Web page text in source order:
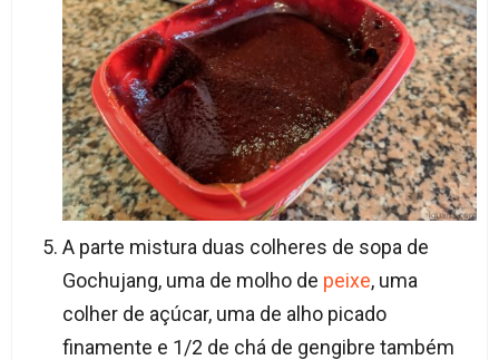
A parte mistura duas colheres de sopa de
Gochujang, uma de molho de peixe, uma
colher de açúcar, uma de alho picado
finamente e 1/2 de chá de gengibre também